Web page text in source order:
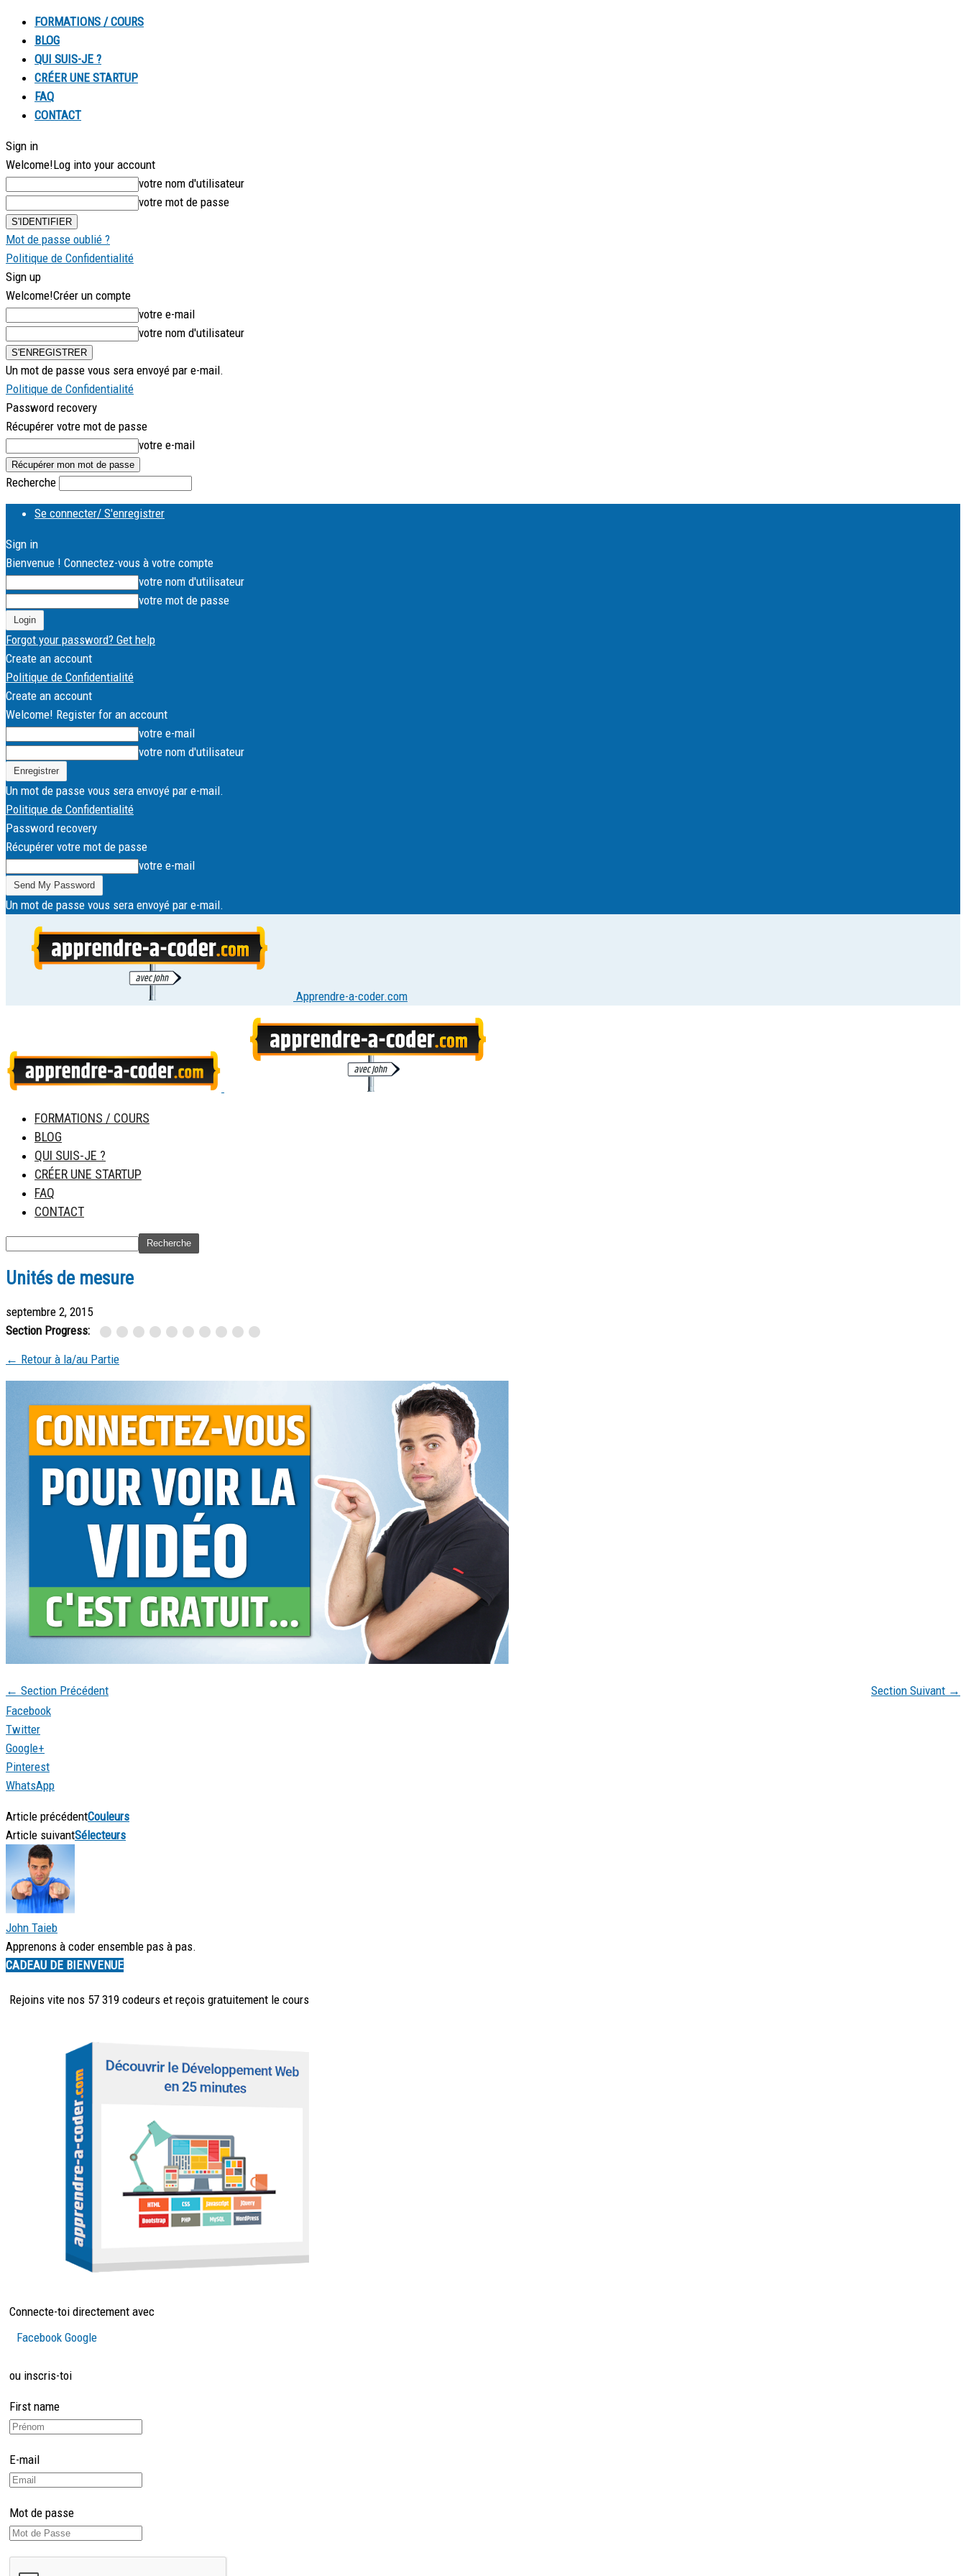
FORMATIONS / COURS
BLOG
QUI SUIS-JE ?
CRÉER UNE STARTUP
FAQ
CONTACT
Sign in
Welcome!Log into your account
votre nom d'utilisateur
votre mot de passe
Mot de passe oublié ?
Politique de Confidentialité
Sign up
Welcome!Créer un compte
votre e-mail
votre nom d'utilisateur
Un mot de passe vous sera envoyé par e-mail.
Politique de Confidentialité
Password recovery
Récupérer votre mot de passe
votre e-mail
Recherche
Se connecter/ S'enregistrer
Sign in
Bienvenue ! Connectez-vous à votre compte
votre nom d'utilisateur
votre mot de passe
Forgot your password? Get help
Create an account
Politique de Confidentialité
Create an account
Welcome! Register for an account
votre e-mail
votre nom d'utilisateur
Un mot de passe vous sera envoyé par e-mail.
Politique de Confidentialité
Password recovery
Récupérer votre mot de passe
votre e-mail
Un mot de passe vous sera envoyé par e-mail.
Apprendre-a-coder.com
FORMATIONS / COURS
BLOG
QUI SUIS-JE ?
CRÉER UNE STARTUP
FAQ
CONTACT
Unités de mesure
septembre 2, 2015
Section Progress:
← Retour à la/au Partie
← Section Précédent Section Suivant →
Facebook
Twitter
Google+
Pinterest
WhatsApp
Article précédentCouleurs
Article suivantSélecteurs
John Taieb
Apprenons à coder ensemble pas à pas.
CADEAU DE BIENVENUE
Rejoins vite nos 57 319 codeurs et reçois gratuitement le cours
Connecte-toi directement avec
Facebook Google
ou inscris-toi
First name
E-mail
Mot de passe